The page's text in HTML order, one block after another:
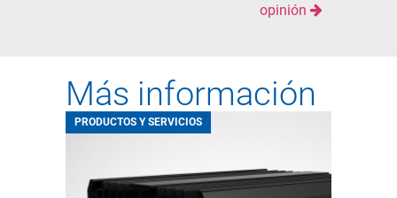
opinión
Más información
PRODUCTOS Y SERVICIOS